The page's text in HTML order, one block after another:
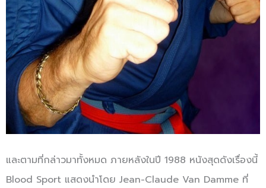
และตามที่กล่าวมาทั้งหมด ภายหลังในปี 1988 หนังสุดดังเรื่องนี้
Blood Sport แสดงนำโดย Jean-Claude Van Damme ที่